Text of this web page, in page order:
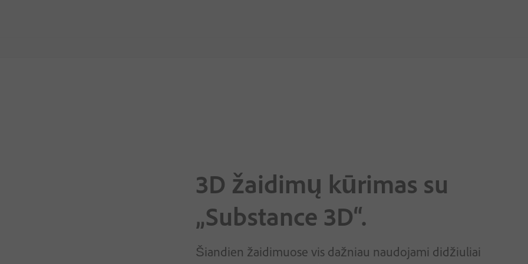
3D žaidimų kūrimas su
„Substance 3D“.
Šiandien žaidimuose vis dažniau naudojami didžiuliai